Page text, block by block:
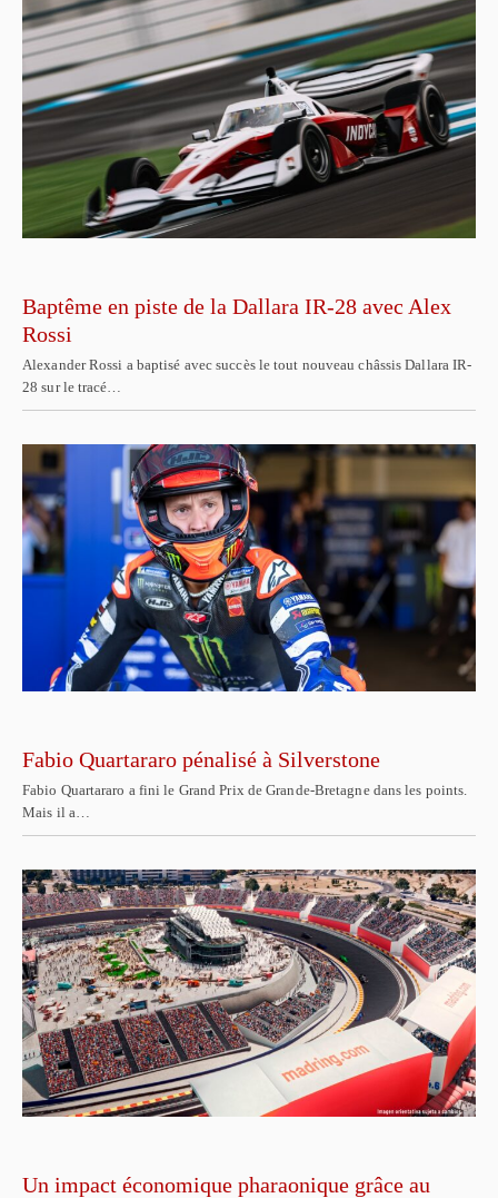
Baptême en piste de la Dallara IR-28 avec Alex
Rossi
Alexander Rossi a baptisé avec succès le tout nouveau châssis Dallara IR-
28 sur le tracé…
Fabio Quartararo pénalisé à Silverstone
Fabio Quartararo a fini le Grand Prix de Grande-Bretagne dans les points.
Mais il a…
Un impact économique pharaonique grâce au